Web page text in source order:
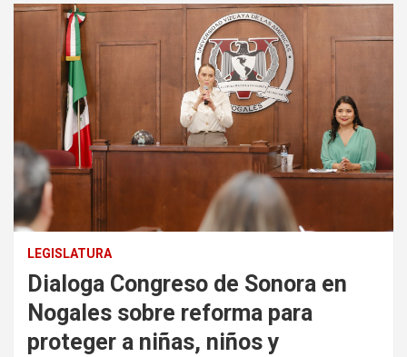
LEGISLATURA
Dialoga Congreso de Sonora en
Nogales sobre reforma para
proteger a niñas, niños y